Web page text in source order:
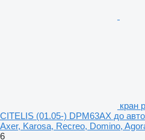
кран
CITELIS (01.05-) DPM63AX до
Axer, Karosa, Recreo, Domino,
6